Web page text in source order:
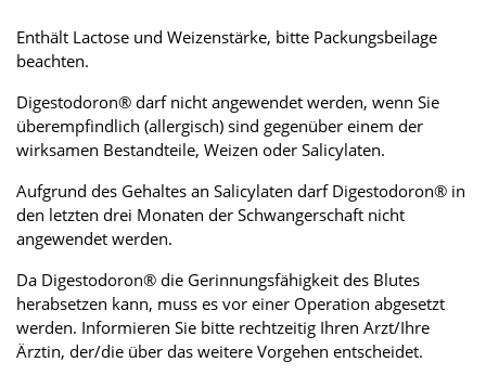
Enthält Lactose und Weizenstärke, bitte Packungsbeilage
beachten.
Digestodoron® darf nicht angewendet werden, wenn Sie
überempfindlich (allergisch) sind gegenüber einem der
wirksamen Bestandteile, Weizen oder Salicylaten.
Aufgrund des Gehaltes an Salicylaten darf Digestodoron® in
den letzten drei Monaten der Schwangerschaft nicht
angewendet werden.
Da Digestodoron® die Gerinnungsfähigkeit des Blutes
herabsetzen kann, muss es vor einer Operation abgesetzt
werden. Informieren Sie bitte rechtzeitig Ihren Arzt/Ihre
Ärztin, der/die über das weitere Vorgehen entscheidet.